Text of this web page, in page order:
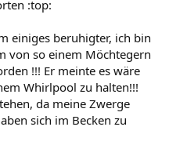
:top:
einiges beruhigter, ich bin
von so einem Möchtegern
!!! Er meinte es wäre
Whirlpool zu halten!!!
da meine Zwerge
sich im Becken zu